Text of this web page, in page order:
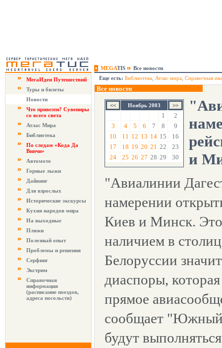
MEGATIS
Все новости
МегаИдеи Путешествий
Туры и билеты
Новости
Что привезти? Сувениры
со всего света
Атлас Мира
Библиотека
По следам «Кода Да
Винчи»
Автомото
Горные лыжи
Дайвинг
Для взрослых
Исторические экскурсы
Кухня народов мира
На выходные
Пляжи
Полезный опыт
Проблемы и решения
Серфинг
Экстрим
Справочная
информация
(расписание поездов,
адреса посольств)
Еще есть: Библиотека Атлас мира Справочная
Все новости
Ноябрь 2003
1
2
3
4 5 6 7 8
9
10
11 12 13 14 15
16
17
18 19 20 21 22
23
24
25 26 27 28 29 30
и
"Авиалинии
намерении
Киев и Минск.
наличием в
Белоруссии
диаспоры,
прямое
сообщает "Южный
будут